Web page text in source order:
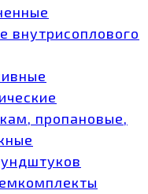
внутрисоплового
пропановые,